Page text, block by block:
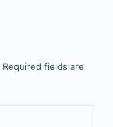
Required fields are